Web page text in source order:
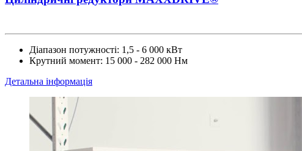
Діапазон потужності: 1,5 - 6 000 кВт
Крутний момент: 15 000 - 282 000 Нм
Детальна інформація